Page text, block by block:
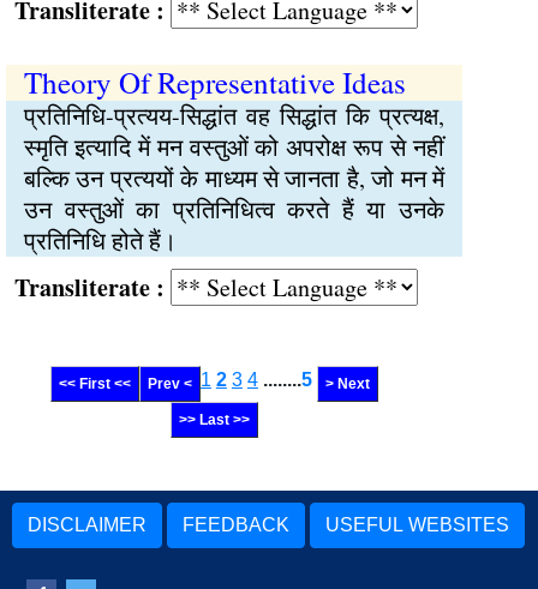
:
Theory Of Representative Ideas
प्रतिनिधि-प्रत्यय-सिद्धांत वह सिद्धांत कि प्रत्यक्ष,
स्मृति इत्यादि में मन वस्तुओं को अपरोक्ष रूप से नहीं
बल्कि उन प्रत्ययों के माध्यम से जानता है, जो मन में
उन वस्तुओं का प्रतिनिधित्व करते हैं या उनके
प्रतिनिधि होते हैं।
:
<< First << Prev < 1 2 3 4 ........5 > Next
>> Last >>
DISCLAIMER FEEDBACK USEFUL WEBSITES